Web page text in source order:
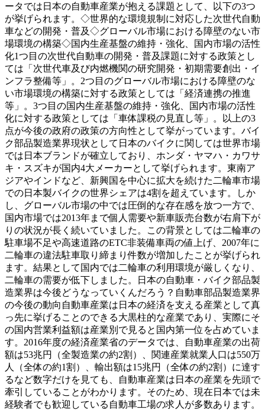
ータでは日本の自動車産業が抱える課題として、以下の3つ
が挙げられます。◇世界的な環境規制に対応した次世代自動
車などの開発・普及◇グローバル市場における障壁のない市
場環境の構築◇国内生産基盤の維持・強化、国内市場の活性
化1つ目の次世代自動車の開発・普及課題に対する政策とし
ては「次世代車及び内燃機関の研究開発・初期需要創出・イ
ンフラ整備等」。2つ目のグローバル市場における障壁のな
い市場環境の構築に対する政策としては「経済連携の推進
等」。3つ目の国内生産基盤の維持・強化、国内市場の活性
化に対する政策としては「車体課税の見直し等」。以上の3
点が今後の政府の政策の方向性として挙がっています。バイ
ク部品製造業界現状として日本のバイクに関しては世界市場
では日本ブランドが確立しており、ホンダ・ヤマハ・カワサ
キ・スズキが国内4大メーカーとして挙げられます。東南ア
ジアやインドなど、新興国を中心に拡大を続けた二輪車市場
での日本製バイクの世界シェアは4割を超えています。しか
し、グローバル市場の中では圧倒的な存在感を放つ一方で、
国内市場では2013年まで個人需要や新車販売台数が右肩下が
りの状況が長く続いていました。この背景としては二輪車の
駐車場不足や高速道路のETC非装備車両の値上げ、2007年に
二輪車の違法駐車取り締まり件数が増加したことが挙げられ
ます。結果として国内では二輪車の利用環境が厳しくなり、
二輪車の需要が低下しました。日本の自動車・バイク部品製
造業界は今後どうなっていくんだろう？自動車部品製造業界
の今後の動向自動車産業は日本の経済を支える産業として真
っ先に挙げることのできる大黒柱的な産業であり、実際にそ
の国内営業利益額は産業別で見ると国内第一位を占めていま
す。2016年度の経済産業省のデータでは、自動車産業の出荷
額は53兆円（全製造業の約2割）、関連産業就業人口は550万
人（全体の約1割）、輸出額は15兆円（全体の約2割）に達す
るなど数字だけを見ても、自動車産業は日本の産業を先頭で
牽引していることがわかります。そのため、現在日本では未
経験者でも歓迎している自動車工場の求人が多数あります。